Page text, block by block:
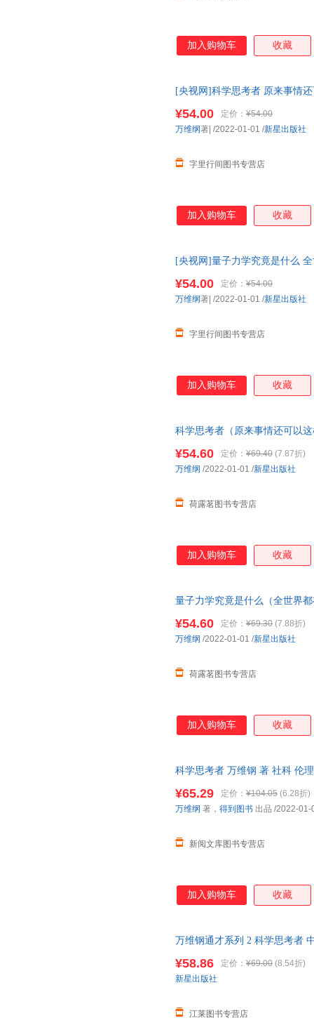
加入购物车 收藏
[央视网]科学思考者 原来事情
¥54.00 定价： ¥54.00
字里行间图书专营店
万维纲著| /2022-01-01 /新星出版社
加入购物车 收藏
[央视网]量子力学究竟是什么
¥54.00 定价： ¥54.00
字里行间图书专营店
万维纲著| /2022-01-01 /新星出版社
加入购物车 收藏
科学思考者（原来事情还可以
¥54.60 定价： ¥69.40 (7.87折)
荷露茗图书专营店
万维纲 /2022-01-01 /新星出版社
加入购物车 收藏
量子力学究竟是什么（全世界
¥54.60 定价： ¥69.30 (7.88折)
荷露茗图书专营店
万维纲 /2022-01-01 /新星出版社
加入购物车 收藏
科学思考者 万维钢 著 社科 伦
¥65.29 定价： ¥104.05 (6.28折)
新阅文库图书专营店
万维纲 著， 得到图书 出品 /2022-01-
加入购物车 收藏
万维钢通才系列 2 科学思考者
优惠
¥58.86 定价： ¥69.00 (8.54折)
江莱图书专营店
新星出版社